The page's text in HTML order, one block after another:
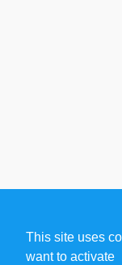
This site uses
want to activate